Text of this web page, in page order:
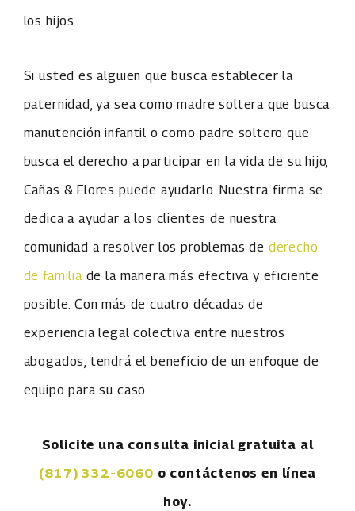
los hijos.
Si usted es alguien que busca establecer la
paternidad, ya sea como madre soltera que busca
manutención infantil o como padre soltero que
busca el derecho a participar en la vida de su hijo,
Cañas & Flores puede ayudarlo. Nuestra firma se
dedica a ayudar a los clientes de nuestra
comunidad a resolver los problemas de derecho
de familiade la manera más efectiva y eficiente
posible. Con más de cuatro décadas de
experiencia legal colectiva entre nuestros
abogados, tendrá el beneficio de un enfoque de
equipo para su caso.
Solicite una consulta inicial gratuita al
(817) 332-6060 o contáctenos en línea
hoy.